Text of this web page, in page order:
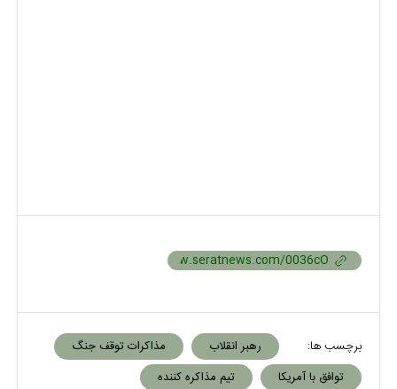
برچسب ها: رهبر انقلاب
مذاکرات توقف جنگ
توافق با آمریکا
تیم مذاکره کننده